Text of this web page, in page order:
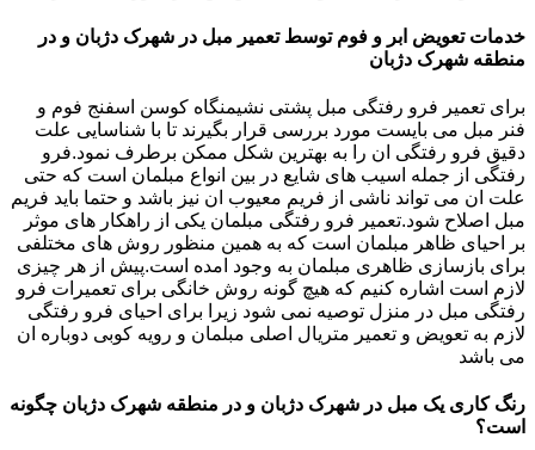
خدمات تعویض ابر و فوم توسط تعمیر مبل در شهرک دژبان و در
منطقه شهرک دژبان
برای تعمیر فرو رفتگی مبل پشتی نشیمنگاه کوسن اسفنج فوم و
فنر مبل می بایست مورد بررسی قرار بگیرند تا با شناسایی علت
دقیق فرو رفتگی ان را به بهترین شکل ممکن برطرف نمود.فرو
رفتگی از جمله اسیب های شایع در بین انواع مبلمان است که حتی
علت ان می تواند ناشی از فریم معیوب ان نیز باشد و حتما باید فریم
مبل اصلاح شود.تعمیر فرو رفتگی مبلمان یکی از راهکار های موثر
بر احیای ظاهر مبلمان است که به همین منظور روش های مختلفی
برای بازسازی ظاهری مبلمان به وجود امده است.پیش از هر چیزی
لازم است اشاره کنیم که هیچ گونه روش خانگی برای تعمیرات فرو
رفتگی مبل در منزل توصیه نمی شود زیرا برای احیای فرو رفتگی
لازم به تعویض و تعمیر متریال اصلی مبلمان و رویه کوبی دوباره ان
می باشد
رنگ کاری یک مبل در شهرک دژبان و در منطقه شهرک دژبان چگونه
است؟